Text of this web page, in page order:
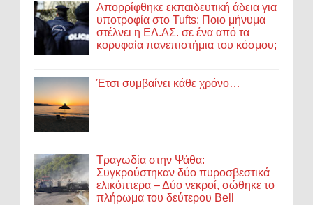
Απορρίφθηκε εκπαιδευτική άδεια για
υποτροφία στο Tufts: Ποιο μήνυμα
στέλνει η ΕΛ.ΑΣ. σε ένα από τα
κορυφαία πανεπιστήμια του κόσμου;
Έτσι συμβαίνει κάθε χρόνο…
Τραγωδία στην Ψάθα:
Συγκρούστηκαν δύο πυροσβεστικά
ελικόπτερα – Δύο νεκροί, σώθηκε το
πλήρωμα του δεύτερου Bell